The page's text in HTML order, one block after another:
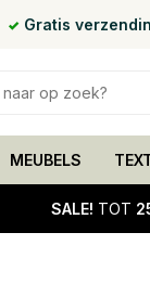
Gratis
MEUBELS
SALE! TOT